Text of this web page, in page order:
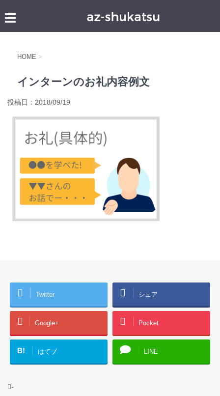
HOME >
インターンのお礼内容例文
投稿日： 2018/09/19
Twitter シェア
Google+ Pocket
B! はてブ LINE
-